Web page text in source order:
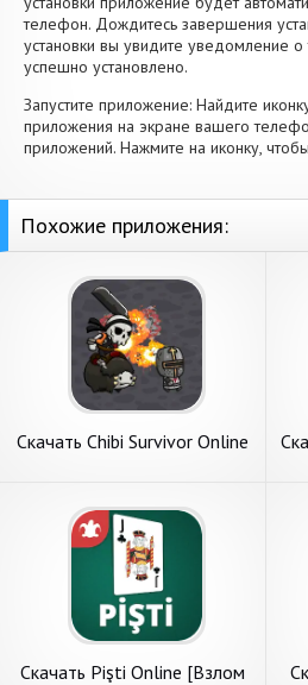
телефон. Дождитесь завершения
установки вы увидите уведомление
успешно установлено.
Запустите приложение: Найдите
приложения на экране вашего
приложений. Нажмите на иконку,
Похожие приложения:
Скачать Chibi Survivor Online
Скачать Pişti Online [Взлом